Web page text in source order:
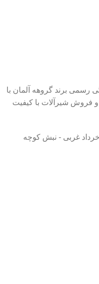
رسمی برند گروهه آلمان با
و فروش شیرآلات با کیفیت
خیابان ۱۵ خرداد غربی - نبش کوچه